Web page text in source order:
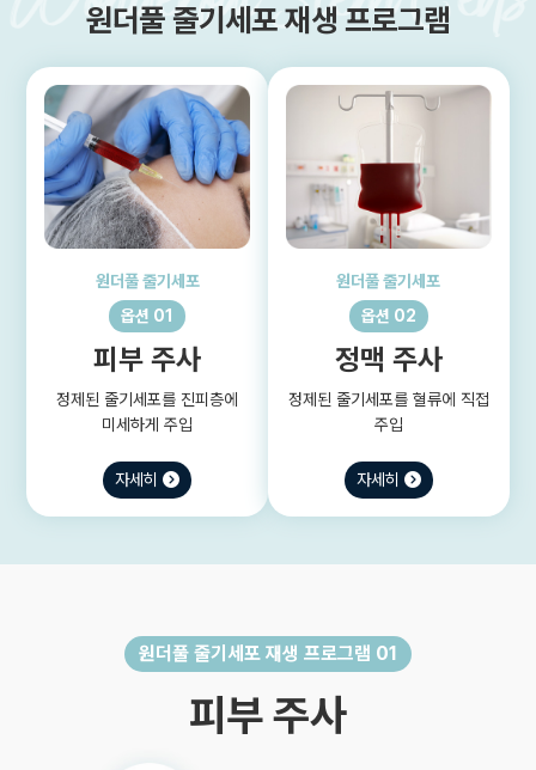
원더풀 줄기세포 재생 프로그램
원더풀 줄기세포
옵션 01
피부 주사
정제된 줄기세포를 진피층에
미세하게 주입
자세히
원더풀 줄기세포
옵션 02
정맥 주사
정제된 줄기세포를 혈류에 직접
주입
자세히
원더풀 줄기세포 재생 프로그램 01
피부 주사